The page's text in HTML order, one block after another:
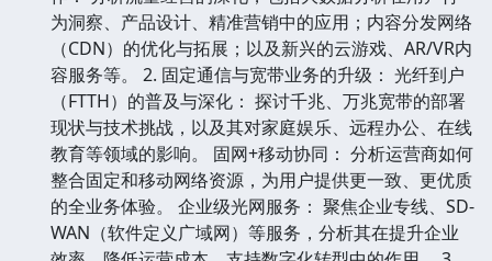
为洞察、产品设计、精准营销中的应用；内容分发网络
（CDN）的优化与拓展；以及新兴的云游戏、AR/VR内
容服务等。 2. 固定通信与宽带业务的升级： 光纤到户
（FTTH）的普及与深化： 探讨千兆、万兆宽带的部署
现状与技术挑战，以及其对家庭娱乐、远程办公、在线
教育等领域的影响。 固网+移动协同： 分析运营商如何
整合固定和移动网络资源，为用户提供更一致、更优质
的全业务体验。 企业级光网服务： 聚焦企业专线、SD-
WAN（软件定义广域网）等服务，分析其在提升企业